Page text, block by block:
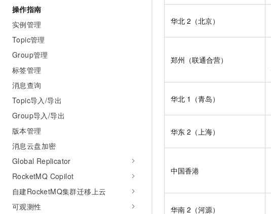
操作指南
实例管理
Topic管理
Group管理
标签管理
消息查询
Topic导入/导出
Group导入/导出
版本管理
消息云盘加密
Global Replicator
RocketMQ Copilot
自建RocketMQ集群迁移上云
可观测性
华北 2（北京）
郑州（联通合营）
华北 1（青岛）
华东 2（上海）
中国香港
华南 2（河源）
千问AI平台-模型体验
Happy 系列大模型
大模型解决方案
快速部署 Dify，高效搭建 AI 应用
数据库
大数据计算
媒体服务
企业服务与云通信
域名与网站
终端用户计算
Serverless
开发工具
迁移与运维管理
专有云
上云与迁云
企业出海
政企业务
140+云产品 免费试用
产品新客免费试用，最长12个月
大模型ACA认证体验
生态解决方案